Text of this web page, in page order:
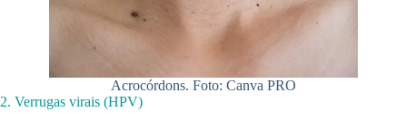
Acrocórdons. Foto: Canva PRO
2. Verrugas virais (HPV)